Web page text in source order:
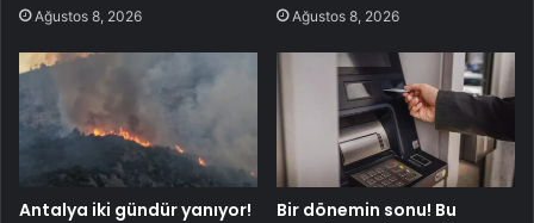
Ağustos 8, 2026 Ağustos 8, 2026
Antalya iki gündür yanıyor!
Bir dönemin sonu! Bu